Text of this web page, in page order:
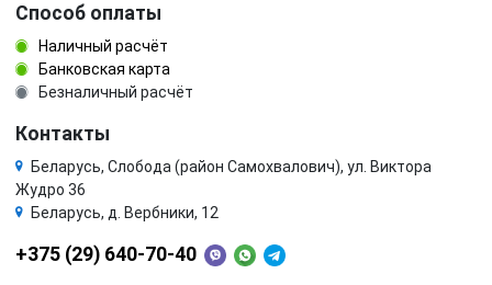
Способ оплаты
Наличный расчёт
Банковская карта
Безналичный расчёт
Контакты
Беларусь, Слобода (район Самохвалович), ул. Виктора
Жудро 36
Беларусь, д. Вербники, 12
+375 (29) 640-70-40